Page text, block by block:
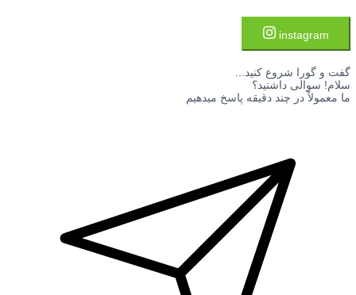
instagram
گفت و گورا شروع کنید...
سلام! سوالی داشتید؟
ما معمولاً در چند دقیقه پاسخ میدهیم